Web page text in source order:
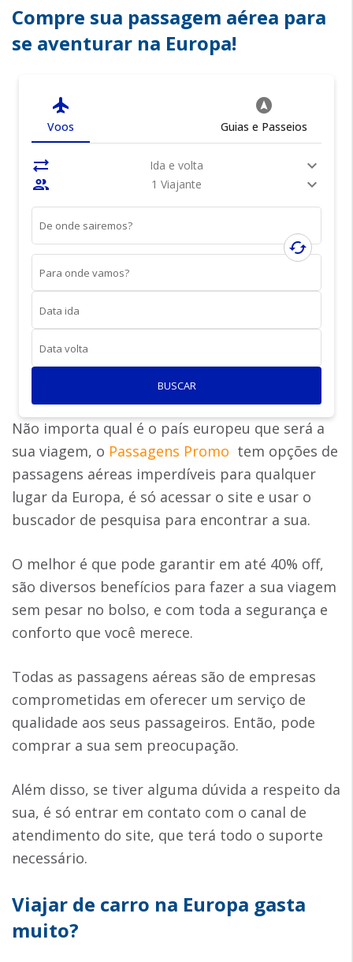
Compre sua passagem aérea para
se aventurar na Europa!
flight
Voos
assistant_navigation
Guias e Passeios
sync_alt Ida e volta
expand_more
people
1 Viajante expand_more
De onde sairemos?
cached
Para onde vamos?
Data ida
Data volta
BUSCAR
Não importa qual é o país europeu que será a
sua viagem, o Passagens Promo tem opções de
passagens aéreas imperdíveis para qualquer
lugar da Europa, é só acessar o site e usar o
buscador de pesquisa para encontrar a sua.
O melhor é que pode garantir em até 40% off,
são diversos benefícios para fazer a sua viagem
sem pesar no bolso, e com toda a segurança e
conforto que você merece.
Todas as passagens aéreas são de empresas
comprometidas em oferecer um serviço de
qualidade aos seus passageiros. Então, pode
comprar a sua sem preocupação.
Além disso, se tiver alguma dúvida a respeito da
sua, é só entrar em contato com o canal de
atendimento do site, que terá todo o suporte
necessário.
Viajar de carro na Europa gasta
muito?